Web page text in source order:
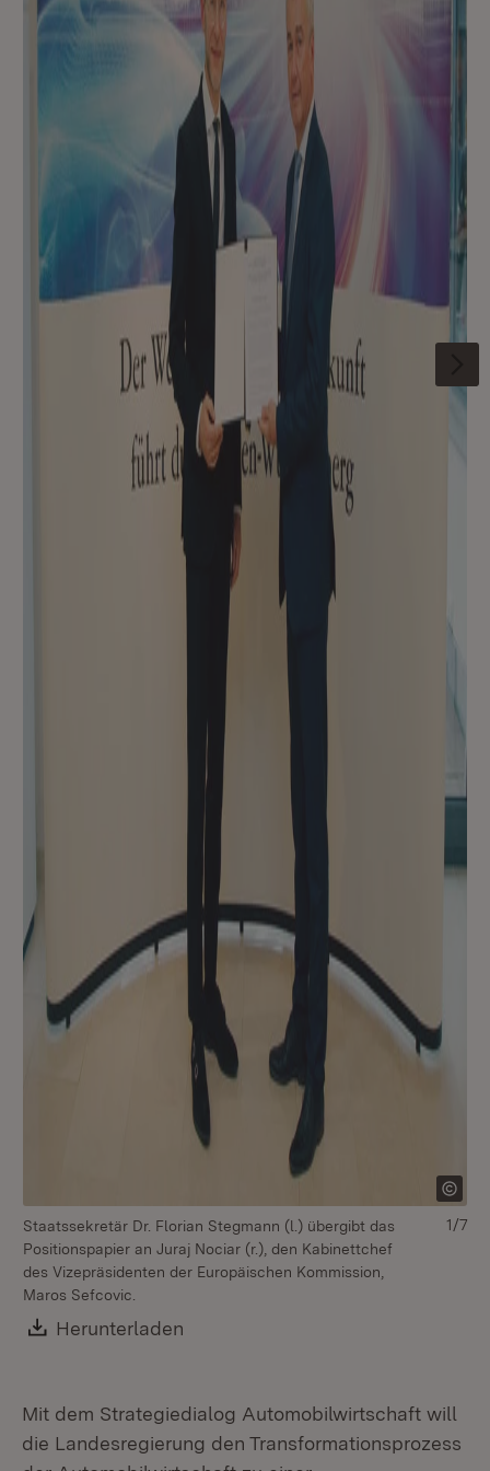
Staatssekretär Dr. Florian Stegmann (l.) übergibt das
Positionspapier an Juraj Nociar (r.), den Kabinettchef
des Vizepräsidenten der Europäischen Kommission,
Maros Sefcovic.
Download:
Herunterladen
1/7
Mit dem Strategiedialog Automobilwirtschaft will
die Landesregierung den Transformationsprozess